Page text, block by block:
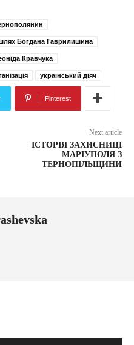
Богдана Гаврилишина
Кравчука
український діяч
Pinterest
Next article
ІСТОРІЯ ЗАХИСНИЦІ
МАРІУПОЛЯ З
ТЕРНОПІЛЬЩИНИ